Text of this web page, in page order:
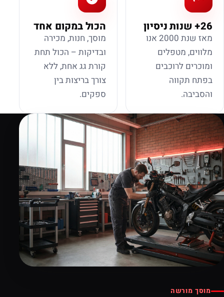
26+ שנות ניסיון
מאז שנת 2000 אנו
מלווים, מטפלים
ומוכרים לרוכבים
בפתח תקווה
והסביבה.
הכול במקום אחד
מוסך, חנות, מכירה
ובדיקות – הכול תחת
קורת גג אחת, ללא
צורך בריצות בין
ספקים.
מוסך מורשה